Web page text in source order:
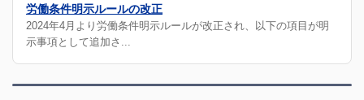
労働条件明示ルールの改正
2024年4月より労働条件明示ルールが改正され、以下の項目が明
示事項として追加さ...